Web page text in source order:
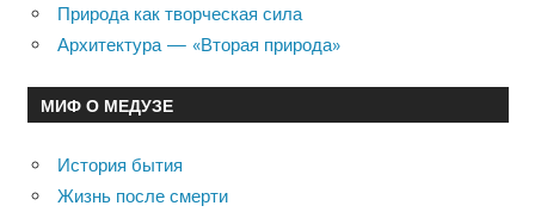
Природа как творческая сила
Архитектура — «Вторая природа»
МИФ О МЕДУЗЕ
История бытия
Жизнь после смерти